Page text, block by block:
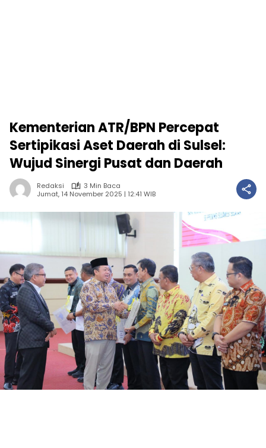
Kementerian ATR/BPN Percepat
Sertipikasi Aset Daerah di Sulsel:
Wujud Sinergi Pusat dan Daerah
Redaksi
3 Min Baca
Jumat, 14 November 2025 | 12:41 WIB